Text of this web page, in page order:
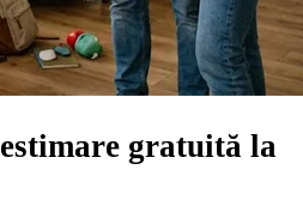
estimare gratuită la